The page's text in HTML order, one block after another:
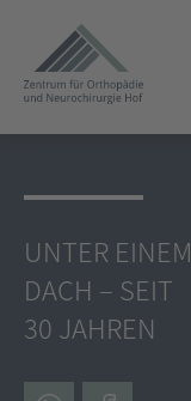
UNTER EINEM
DACH – SEIT
30 JAHREN